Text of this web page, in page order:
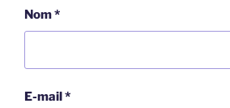
Nom*
E-mail*